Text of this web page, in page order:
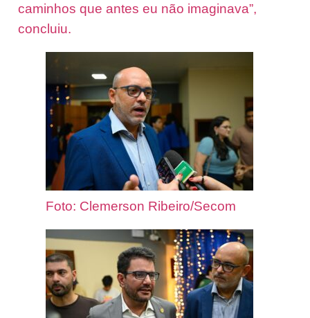
caminhos que antes eu não imaginava”,
concluiu.
Foto: Clemerson Ribeiro/Secom